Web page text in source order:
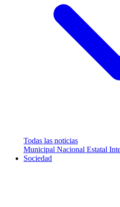
Todas las noticias
Municipal Nacional Estatal
Sociedad